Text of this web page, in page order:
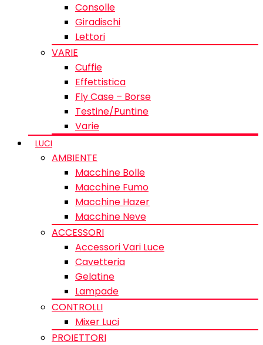
Consolle
Giradischi
Lettori
VARIE
Cuffie
Effettistica
Fly Case – Borse
Testine/Puntine
Varie
LUCI
AMBIENTE
Macchine Bolle
Macchine Fumo
Macchine Hazer
Macchine Neve
ACCESSORI
Accessori Vari Luce
Cavetteria
Gelatine
Lampade
CONTROLLI
Mixer Luci
PROIETTORI